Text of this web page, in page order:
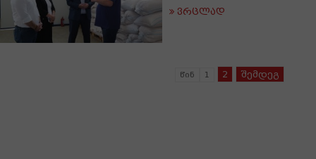
ვრცლად
წინ 1 2 შემდეგ